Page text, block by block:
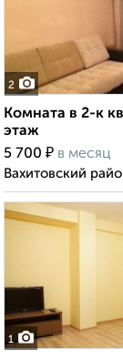
2
Комната в 2-к
этаж
5 700 ₽ в месяц
Вахитовский
1